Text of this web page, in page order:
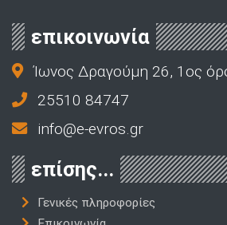
επικοινωνία
Ίωνος Δραγούμη 26, 1ος
25510 84747
info@e-evros.gr
επίσης...
Γενικές πληροφορίες